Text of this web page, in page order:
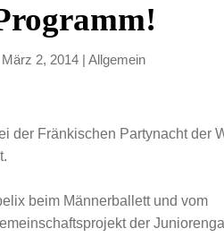
März 2, 2014| Allgemein
der Fränkischen Partynacht der
beim Männerballett und vom
der